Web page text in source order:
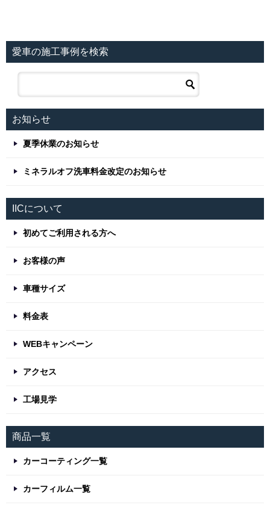
愛車の施工事例を検索
お知らせ
夏季休業のお知らせ
ミネラルオフ洗車料金改定のお知らせ
IICについて
初めてご利用される方へ
お客様の声
車種サイズ
料金表
WEBキャンペーン
アクセス
工場見学
商品一覧
カーコーティング一覧
カーフィルム一覧